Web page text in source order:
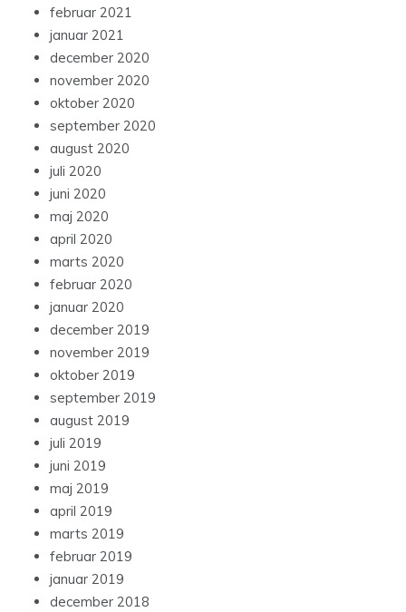
februar 2021
januar 2021
december 2020
november 2020
oktober 2020
september 2020
august 2020
juli 2020
juni 2020
maj 2020
april 2020
marts 2020
februar 2020
januar 2020
december 2019
november 2019
oktober 2019
september 2019
august 2019
juli 2019
juni 2019
maj 2019
april 2019
marts 2019
februar 2019
januar 2019
december 2018